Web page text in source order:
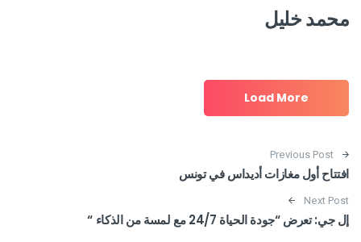
محمد خليل
Load More
Post navigation
Previous Post
افتتاح أول مغازات أديداس في تونس
Next Post
إل جي: تعرض “جودة الحياة 24/7 مع لمسة من الذكاء “